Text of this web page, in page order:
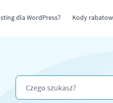
dla WordPress? Kody